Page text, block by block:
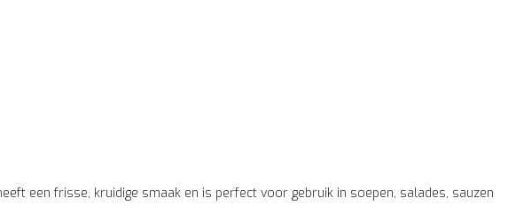
een frisse, kruidige smaak en is perfect voor gebruik in soepen, salades, sauzen